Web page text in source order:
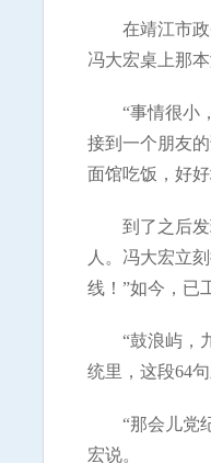
在靖江市
冯大宏桌上那
“事情很小
接到一个朋友
面馆吃饭，好
到了之后
人。冯大宏立
线！”如今，已
“鼓浪屿，
统里，这段64
“那会儿党
宏说。